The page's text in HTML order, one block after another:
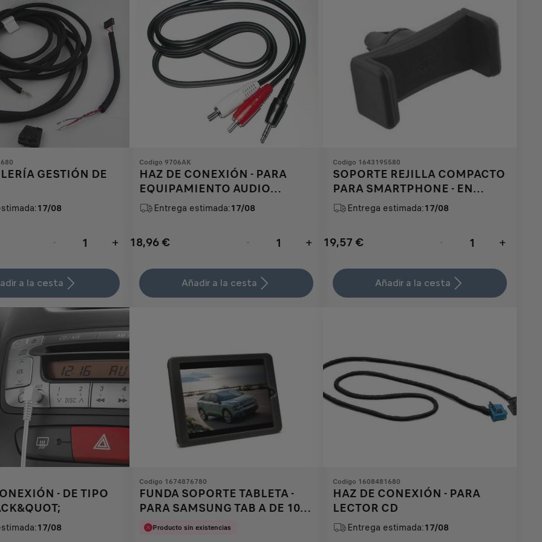
GESTIÓN DE
17/08
-
+
a la cesta
Codigo 9706AK
HAZ DE CONEXIÓN - PARA
EQUIPAMIENTO AUDIO
AUXILIAR
Entrega estimada:17/08
18,96€
Price
18,96
-
+
Quantity
updated
Añadir a la cesta
Codigo 1643195580
SOPORTE REJILLA COMPACTO
PARA SMARTPHONE - EN
AIREADOR
Entrega estimada:17/08
19,57 €
Price
19,57
-
+
Quantity
updated
Añadir a la cesta
- DE TIPO
17/08
Codigo 1674876780
FUNDA SOPORTE TABLETA -
PARA SAMSUNG TAB A DE 10,5
PULGADAS
Producto sin existencias
Codigo 1608481680
HAZ DE CONEXIÓN - PARA
LECTOR CD
Entrega estimada:17/08